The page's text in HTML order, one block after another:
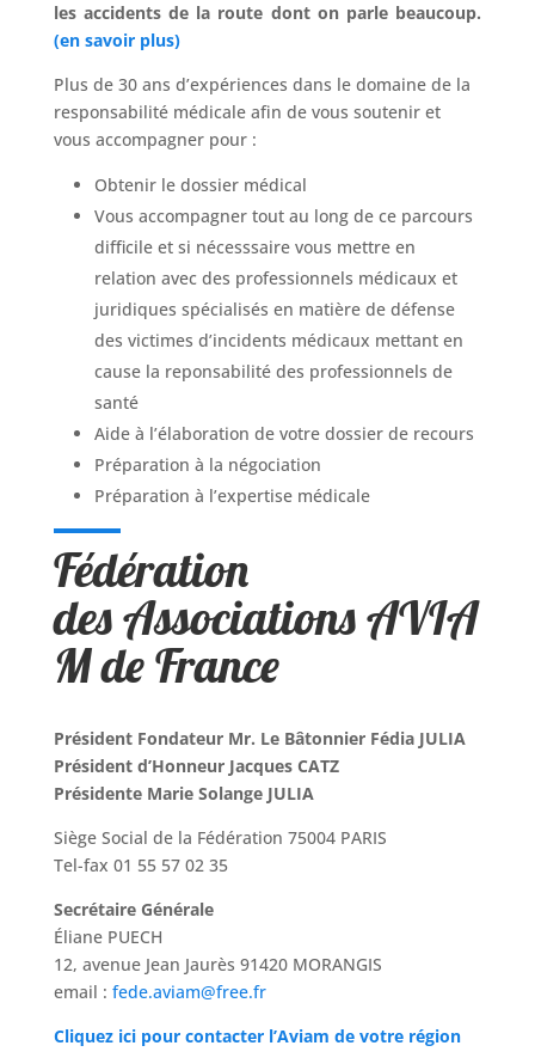
les accidents de la route dont on parle beaucoup.
(en savoir plus)
Plus de 30 ans d’expériences dans le domaine de la
responsabilité médicale afin de vous soutenir et
vous accompagner pour :
Obtenir le dossier médical
Vous accompagner tout au long de ce parcours
difficile et si nécesssaire vous mettre en
relation avec des professionnels médicaux et
juridiques spécialisés en matière de défense
des victimes d’incidents médicaux mettant en
cause la reponsabilité des professionnels de
santé
Aide à l’élaboration de votre dossier de recours
Préparation à la négociation
Préparation à l’expertise médicale
Fédération
des Associations AVIA
M de France
Président Fondateur Mr. Le Bâtonnier Fédia JULIA
Président d’Honneur Jacques CATZ
Présidente Marie Solange JULIA
Siège Social de la Fédération 75004 PARIS
Tel-fax 01 55 57 02 35
Secrétaire Générale
Éliane PUECH
12, avenue Jean Jaurès 91420 MORANGIS
email : fede.aviam@free.fr
Cliquez ici pour contacter l’Aviam de votre région